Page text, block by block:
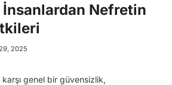
Nefretin
2025
genel bir güvensizlik,